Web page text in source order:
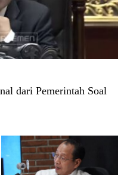
dari Pemerintah Soal